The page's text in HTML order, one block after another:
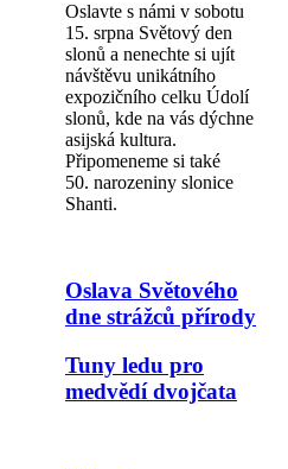
Oslavte s námi v sobotu
15. srpna Světový den
slonů a nenechte si ujít
návštěvu unikátního
expozičního celku Údolí
slonů, kde na vás dýchne
asijská kultura.
Připomeneme si také
50. narozeniny slonice
Shanti.
Oslava Světového
dne strážců přírody
Tuny ledu pro
medvědí dvojčata